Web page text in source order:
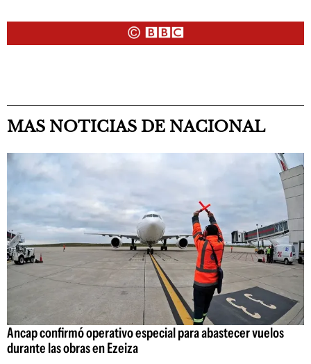
MAS NOTICIAS DE NACIONAL
Ancap confirmó operativo especial para abastecer vuelos
durante las obras en Ezeiza